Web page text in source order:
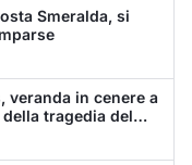
di Sos
tre turisti
tredici anni, la Fit
la Gallura»